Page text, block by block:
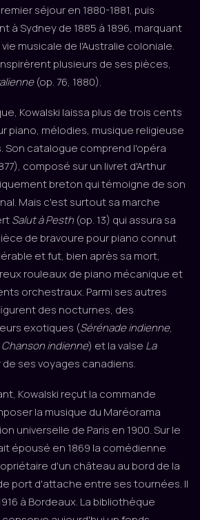
séjour en 1880-1881, puis
à Sydney de 1885 à 1896, marquant
musicale de l'Australie coloniale.
plusieurs de ses pièces,
(op. 76, 1880).
Kowalski laissa plus de trois cents
piano, mélodies, musique religieuse
Son catalogue comprend l'opéra
composé sur un livret d'Arthur
breton qui témoigne de son
Mais c'est surtout sa marche
Salut à Pesth (op. 13) qui assura sa
de bravoure pour piano connut
et fut, bien après sa mort,
rouleaux de piano mécanique et
orchestraux. Parmi ses autres
des nocturnes, des
exotiques (Sérénade indienne,
Chanson indienne) et la valse La
de ses voyages canadiens.
Kowalski reçut la commande
la musique du Maréorama
universelle de Paris en 1900. Sur le
épousé en 1869 la comédienne
d'un château au bord de la
port d'attache entre ses tournées. Il
à Bordeaux. La bibliothèque